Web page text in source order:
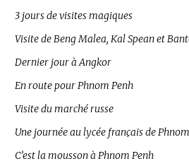
3 jours de visites magiques
Visite de Beng Malea, Kal Spean et
Dernier jour à Angkor
En route pour Phnom Penh
Visite du marché russe
Une journée au lycée français de
C’est la mousson à Phnom Penh